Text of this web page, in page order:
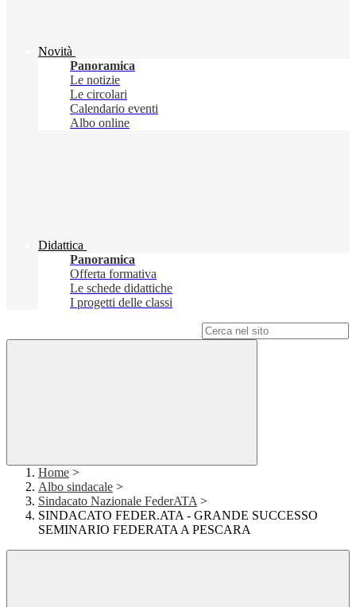
Novità
Panoramica
Le notizie
Le circolari
Calendario eventi
Albo online
Didattica
Panoramica
Offerta formativa
Le schede didattiche
I progetti delle classi
Home >
Albo sindacale >
Sindacato Nazionale FederATA >
SINDACATO FEDER.ATA - GRANDE SUCCESSO
SEMINARIO FEDERATA A PESCARA